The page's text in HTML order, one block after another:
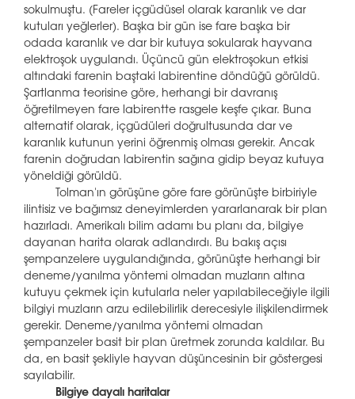
sokulmuştu. (Fareler içgüdüsel olarak karanlık ve dar
kutuları yeğlerler). Başka bir gün ise fare başka bir
odada karanlık ve dar bir kutuya sokularak hayvana
elektroşok uygulandı. Üçüncü gün elektroşokun etkisi
altındaki farenin baştaki labirentine döndüğü görüldü.
Şartlanma teorisine göre, herhangi bir davranış
öğretilmeyen fare labirentte rasgele keşfe çıkar. Buna
alternatif olarak, içgüdüleri doğrultusunda dar ve
karanlık kutunun yerini öğrenmiş olması gerekir. Ancak
farenin doğrudan labirentin sağına gidip beyaz kutuya
yöneldiği görüldü.
Tolman'ın görüşüne göre fare görünüşte birbiriyle
ilintisiz ve bağımsız deneyimlerden yararlanarak bir plan
hazırladı. Amerikalı bilim adamı bu planı da, bilgiye
dayanan harita olarak adlandırdı. Bu bakış açısı
şempanzelere uygulandığında, görünüşte herhangi bir
deneme/yanılma yöntemi olmadan muzların altına
kutuyu çekmek için kutularla neler yapılabileceğiyle ilgili
bilgiyi muzların arzu edilebilirlik derecesiyle ilişkilendirmek
gerekir. Deneme/yanılma yöntemi olmadan
şempanzeler basit bir plan üretmek zorunda kaldılar. Bu
da, en basit şekliyle hayvan düşüncesinin bir göstergesi
sayılabilir.
Bilgiye dayalı haritalar